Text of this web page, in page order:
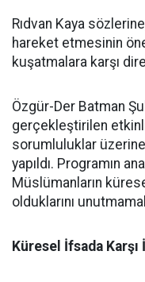
Rıdvan Kaya
hareket etmesinin
kuşatmalara karşı
Özgür-Der Batman
gerçekleştirilen
sorumluluklar
yapıldı. Programın
Müslümanların
olduklarını
Küresel İfsada